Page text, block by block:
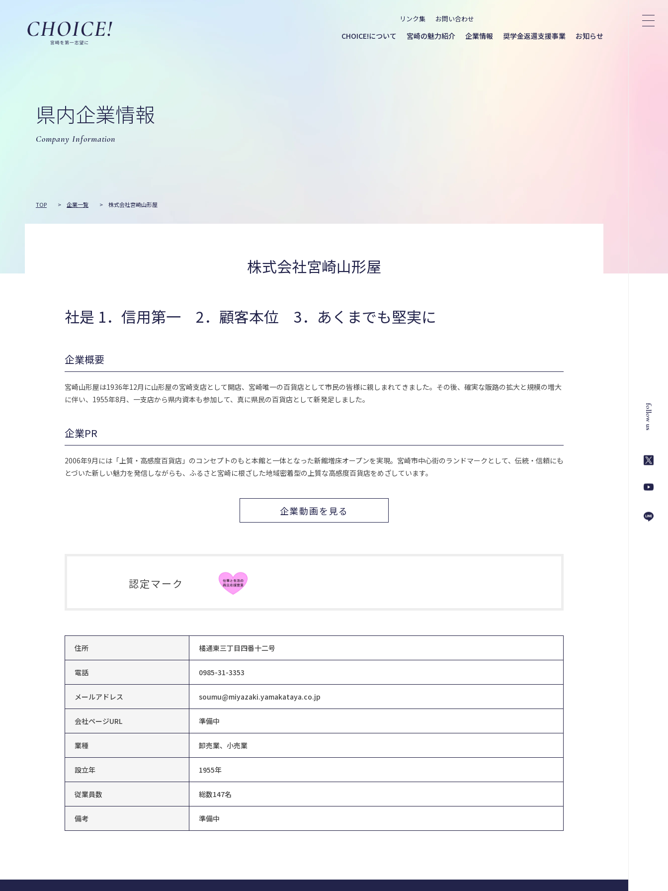
リンク集 お問い合わせ
CHOICE!について 宮崎の魅力紹介 企業情報 奨学金返還支援事業 お知らせ
県内企業情報
Company Information
TOP > 企業一覧 > 株式会社宮崎山形屋
株式会社宮崎山形屋
社是 1．信用第一 2．顧客本位 3．あくまでも堅実に
企業概要
宮崎山形屋は1936年12月に山形屋の宮崎支店として開店、宮崎唯一の百貨店として市民の皆様に親しまれてきました。その後、確実な販路の拡大と規模の増大
に伴い、1955年8月、一支店から県内資本も参加して、真に県民の百貨店として新発足しました。
企業PR
2006年9月には「上質・高感度百貨店」のコンセプトのもと本館と一体となった新館増床オープンを実現。宮崎市中心街のランドマークとして、伝統・信頼にも
とづいた新しい魅力を発信しながらも、ふるさと宮崎に根ざした地域密着型の上質な高感度百貨店をめざしています。
企業動画を見る
認定マーク
住所 橘通東三丁目四番十二号
電話 0985-31-3353
メールアドレス soumu@miyazaki.yamakataya.co.jp
会社ページURL 準備中
業種 卸売業、小売業
設立年 1955年
従業員数 総数147名
備考 準備中
follow us